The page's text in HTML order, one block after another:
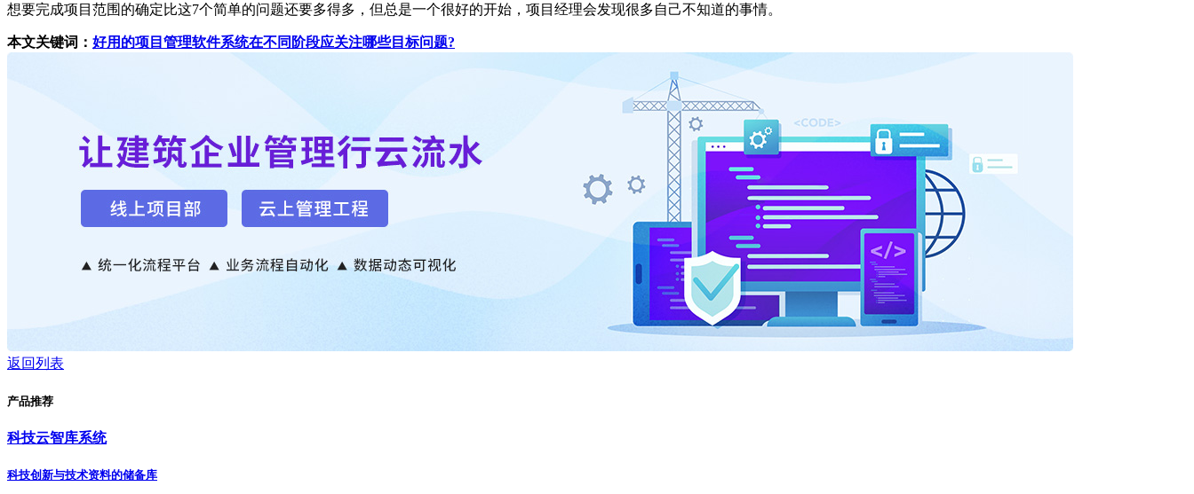
想要完成项目范围的确定比这7个简单的问题还要多得多，但总是一个很好的开始，项目经理会发现很多自己不知道的事情。
本文关键词： 好用的项目管理软件系统在不同阶段应关注哪些目标问题?
返回列表
产品推荐
科技云智库系统
科技创新与技术资料的储备库